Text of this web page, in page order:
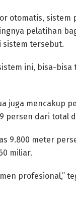
otomatis, sistem
pelatihan
sistem tersebut.
ini, bisa-bisa
juga mencakup
persen dari total
9.800 meter
miliar.
profesional,”